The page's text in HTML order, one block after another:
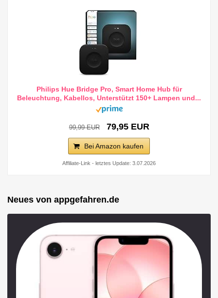
Philips Hue Bridge Pro, Smart Home Hub für
Beleuchtung, Kabellos, Unterstützt 150+ Lampen und...
99,99 EUR 79,95 EUR
Bei Amazon kaufen
Affiliate-Link - letztes Update: 3.07.2026
Neues von appgefahren.de